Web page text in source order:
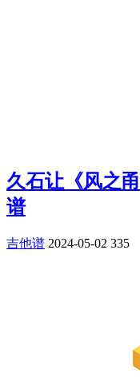
久石让《风之
谱
吉他谱 2024-05-02 335